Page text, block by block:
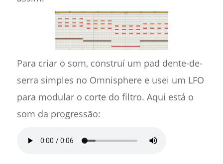
Para criar o som, construí um pad dente-de-
serra simples no Omnisphere e usei um LFO
para modular o corte do filtro. Aqui está o
som da progressão: